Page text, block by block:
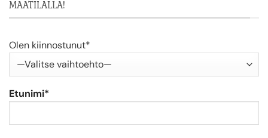
MAATILALLA!
Olen kiinnostunut*
Etunimi*